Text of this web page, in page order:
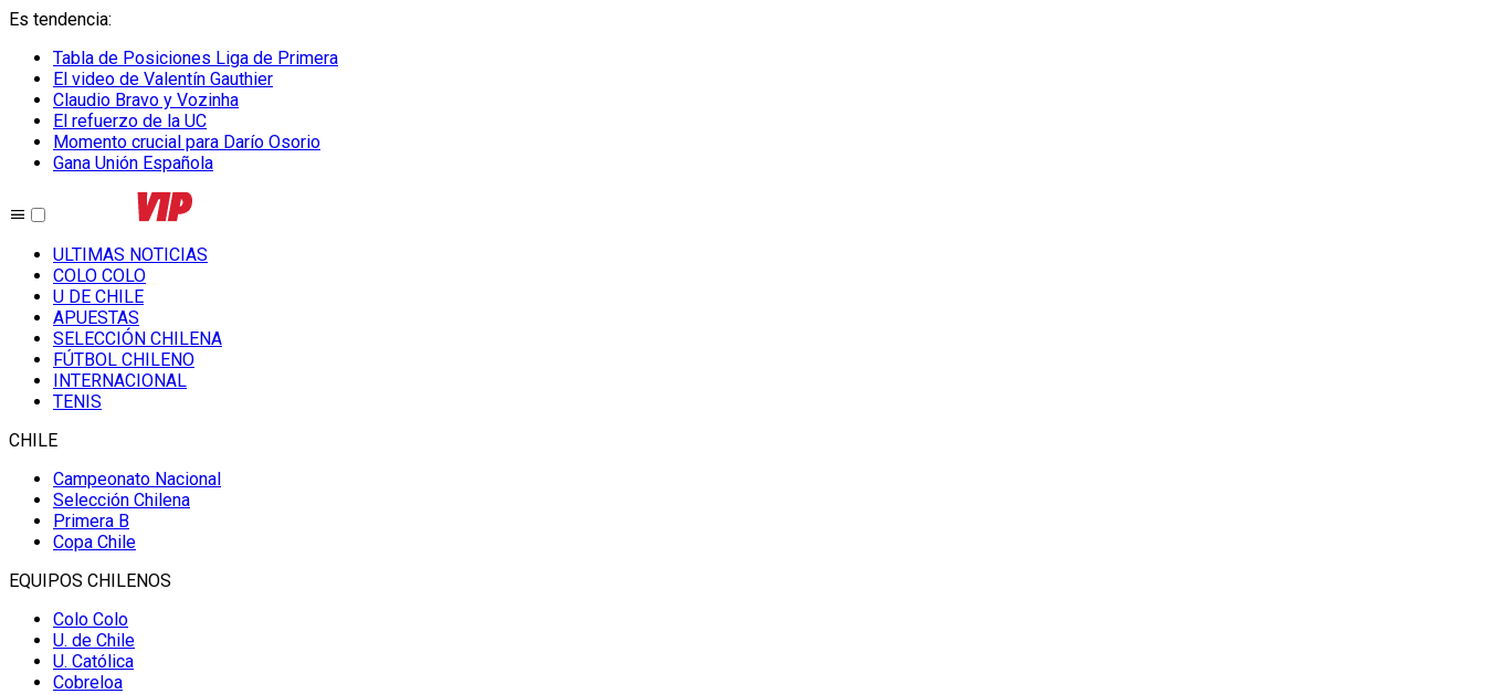
Es tendencia:
Tabla de Posiciones Liga de Primera
El video de Valentín Gauthier
Claudio Bravo y Vozinha
El refuerzo de la UC
Momento crucial para Darío Osorio
Gana Unión Española
ULTIMAS NOTICIAS
COLO COLO
U DE CHILE
APUESTAS
SELECCIÓN CHILENA
FÚTBOL CHILENO
INTERNACIONAL
TENIS
CHILE
Campeonato Nacional
Selección Chilena
Primera B
Copa Chile
EQUIPOS CHILENOS
Colo Colo
U. de Chile
U. Católica
Cobreloa